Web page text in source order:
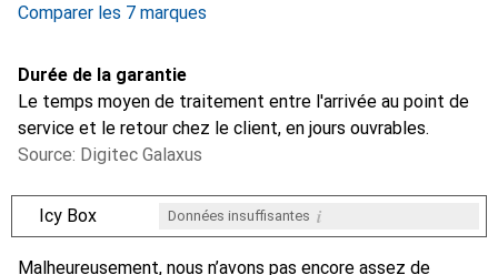
Comparer les 7 marques
Durée de la garantie
Le temps moyen de traitement entre l'arrivée au point de
service et le retour chez le client, en jours ouvrables.
Source: Digitec Galaxus
Icy Box Données insuffisantes i
iiii
Malheureusement, nous n’avons pas encore assez de